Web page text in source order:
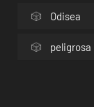
Odisea
peligrosa